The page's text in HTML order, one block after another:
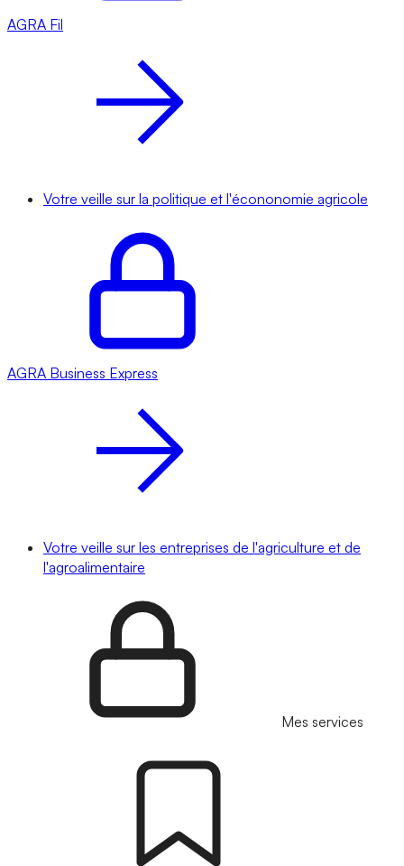
AGRA Fil
Votre veille sur la politique et l'écononomie agricole
AGRA Business Express
Votre veille sur les entreprises de l'agriculture et de
l'agroalimentaire
Mes services